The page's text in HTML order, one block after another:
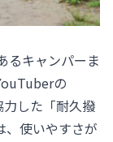
るキャンパーま
の
した「耐久撥
、使いやすさが